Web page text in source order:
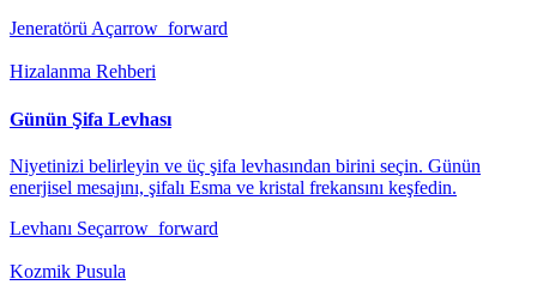
Jeneratörü Açarrow_forward
Hizalanma Rehberi
Günün Şifa Levhası
Niyetinizi belirleyin ve üç şifa levhasından birini seçin. Günün
enerjisel mesajını, şifalı Esma ve kristal frekansını keşfedin.
Levhanı Seçarrow_forward
Kozmik Pusula